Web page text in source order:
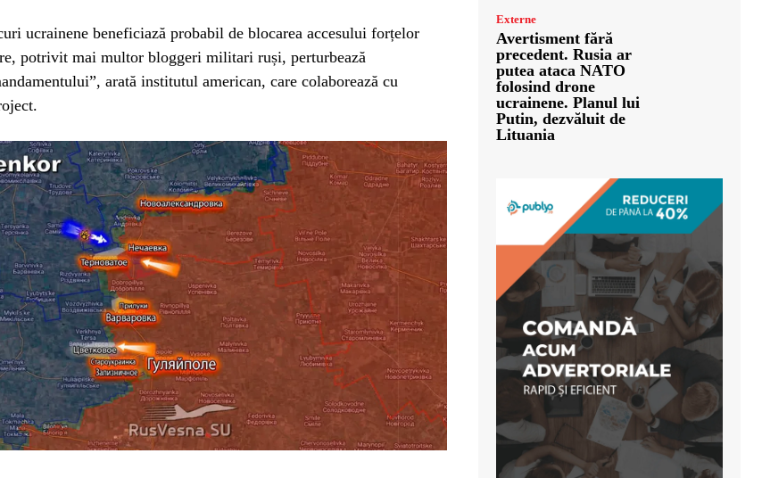
ucrainene beneficiază probabil de blocarea accesului forțelor
potrivit mai multor bloggeri militari ruși, perturbează
arată institutul american, care colaborează cu
Externe
Avertisment fără
precedent. Rusia ar
putea ataca NATO
folosind drone
ucrainene. Planul lui
Putin, dezvăluit de
Lituania